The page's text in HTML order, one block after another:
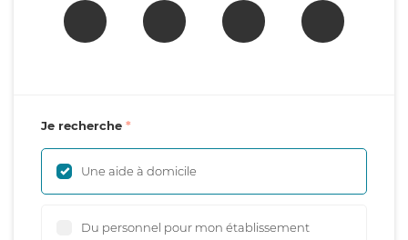
Je recherche
Une aide à domicile
Du personnel pour mon établissement